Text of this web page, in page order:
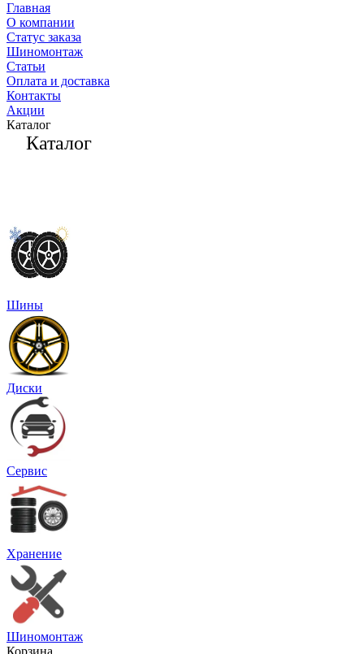
Главная
О компании
Статус заказа
Шиномонтаж
Статьи
Оплата и доставка
Контакты
Акции
Каталог
Каталог
Шины
Диски
Сервис
Хранение
Шиномонтаж